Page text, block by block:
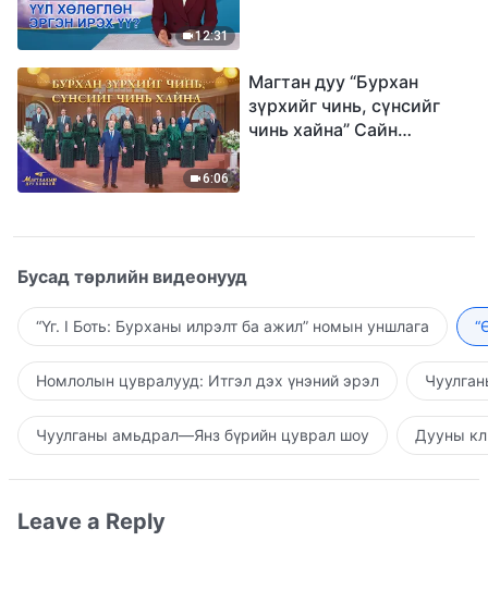
12:31
6:06
Магтан дуу “Бурхан
зүрхийг чинь, сүнсийг
чинь хайна” Сайн
Бусад төрлийн видеонууд
“Үг. I Боть: Бурханы илрэлт ба ажил” номын уншлага
Номлолын цувралууд: Итгэл дэх үнэний эрэл
Чуулганы амьдрал—Янз бүрийн цуврал шоу Дууны
Leave a Reply